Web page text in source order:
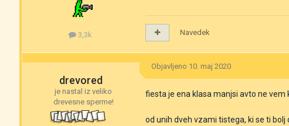
3,3k Navedek
drevored
je nastal iz veliko
drevesne sperme!
Objavljeno 10. maj 2020
fiesta je ena klasa manjsi avto ne vem
od unih dveh vzami tistega, ki se ti bolj